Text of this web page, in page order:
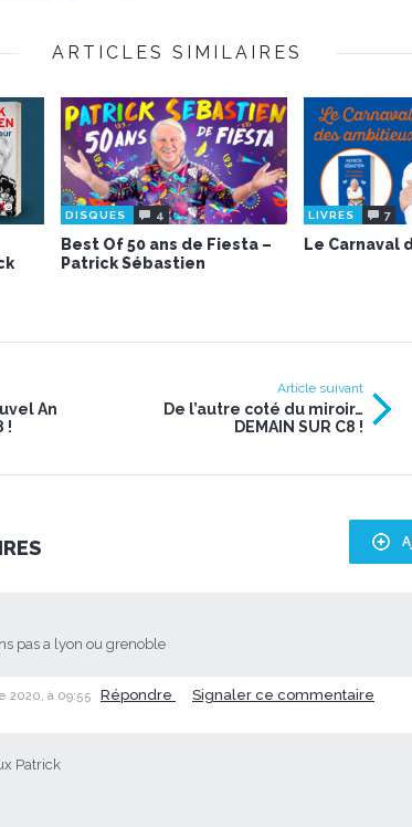
ARTICLES SIMILAIRES
DISQUES 4
Best Of 50 ans de Fiesta –
Patrick Sébastien
LIVRES 7
Le Carnaval
An
!
Article suivant
De l’autre coté du miroir…
DEMAIN SUR C8 !
pas a lyon ou grenoble
2020, à 09:55 Répondre Signaler ce commentaire
Patrick